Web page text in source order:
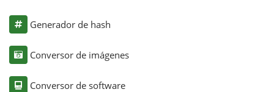
Generador de hash
Conversor de imágenes
Conversor de software